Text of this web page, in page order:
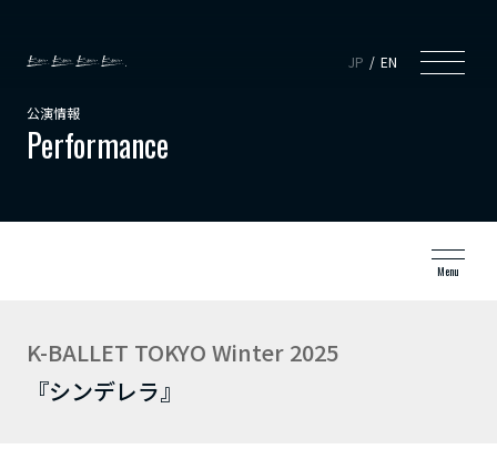
JP EN
公演情報
Performance
Menu
K-BALLET TOKYO Winter 2025
『シンデレラ』